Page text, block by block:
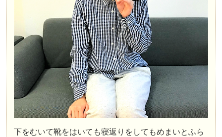
下をむいて靴をはいても寝返りをしてもめまいとふら